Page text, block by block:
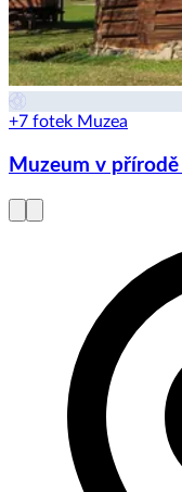
+7 fotek Muzea
Muzeum v přírodě